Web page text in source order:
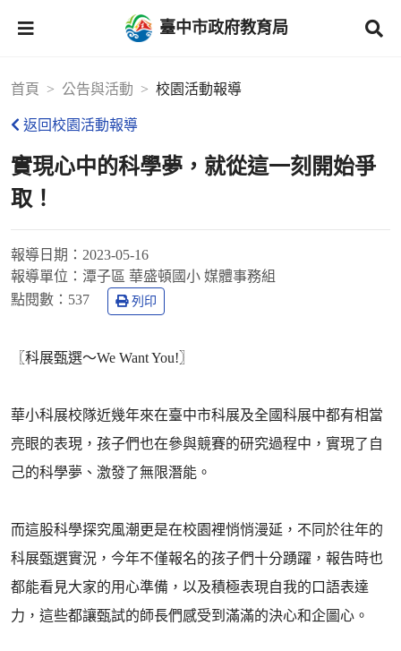
臺中市政府教育局
首頁 公告與活動 校園活動報導
返回校園活動報導
實現心中的科學夢，就從這一刻開始爭
取！
報導日期： 2023-05-16
報導單位： 潭子區 華盛頓國小 媒體事務組
點閱數： 537 列印
〖科展甄選～We Want You!〗
華小科展校隊近幾年來在臺中市科展及全國科展中都有相當
亮眼的表現，孩子們也在參與競賽的研究過程中，實現了自
己的科學夢、激發了無限潛能。
而這股科學探究風潮更是在校園裡悄悄漫延，不同於往年的
科展甄選實況，今年不僅報名的孩子們十分踴躍，報告時也
都能看見大家的用心準備，以及積極表現自我的口語表達
力，這些都讓甄試的師長們感受到滿滿的決心和企圖心。